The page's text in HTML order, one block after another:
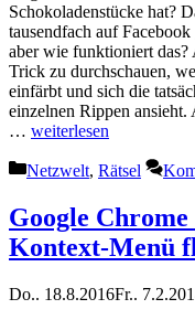
Schokoladenstücke hat?
tausendfach auf
aber wie funktioniert das?
Trick zu durchschauen,
einfärbt und sich die
einzelnen Rippen
… weiterlesen
Kategorien
Netzwelt, Rätsel
Google
Kontext-Menü
Do.. 18.8.2016Fr..